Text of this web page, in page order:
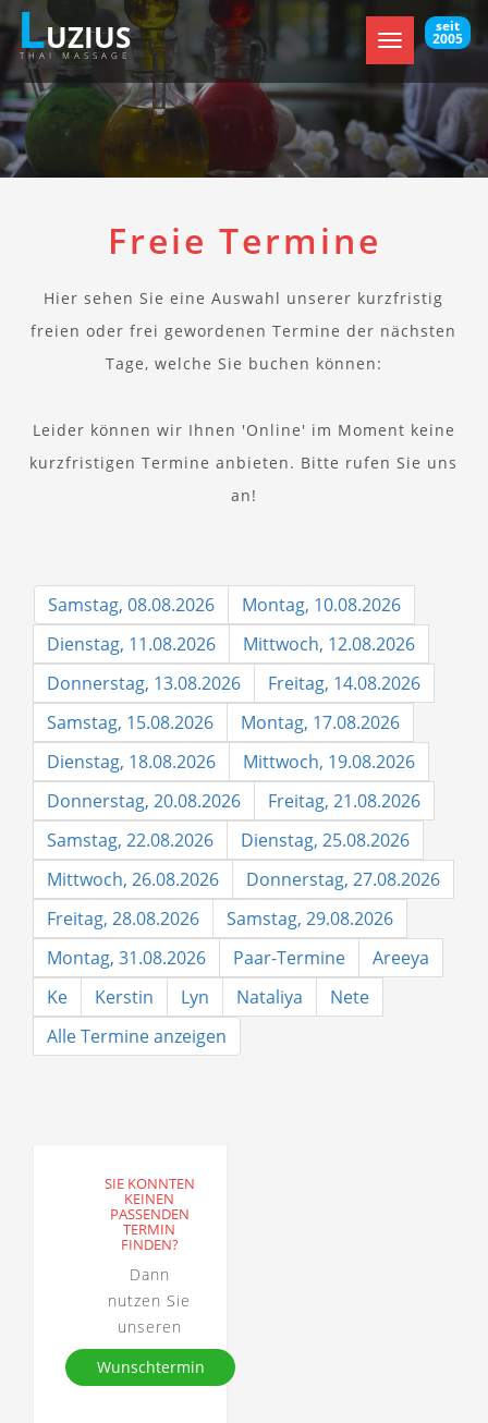
Toggle
navigation
LUZIUS
THAI MASSAGE
seit
2005
Freie Termine
Hier sehen Sie eine Auswahl unserer kurzfristig
freien oder frei gewordenen Termine der nächsten
Tage, welche Sie buchen können:
Leider können wir Ihnen 'Online' im Moment keine
kurzfristigen Termine anbieten. Bitte rufen Sie uns
an!
Samstag, 08.08.2026
Montag, 10.08.2026
Dienstag, 11.08.2026
Mittwoch, 12.08.2026
Donnerstag, 13.08.2026
Freitag, 14.08.2026
Samstag, 15.08.2026
Montag, 17.08.2026
Dienstag, 18.08.2026
Mittwoch, 19.08.2026
Donnerstag, 20.08.2026
Freitag, 21.08.2026
Samstag, 22.08.2026
Dienstag, 25.08.2026
Mittwoch, 26.08.2026
Donnerstag, 27.08.2026
Freitag, 28.08.2026
Samstag, 29.08.2026
Montag, 31.08.2026
Paar-Termine
Areeya
Ke
Kerstin Lyn Nataliya
Nete
Alle Termine anzeigen
SIE KONNTEN
KEINEN
PASSENDEN
TERMIN
FINDEN?
Dann
nutzen Sie
unseren
Wunschtermin